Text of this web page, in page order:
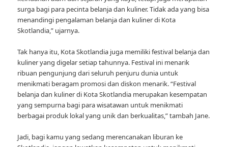
surga bagi para pecinta belanja dan kuliner. Tidak ada yang bisa
menandingi pengalaman belanja dan kuliner di Kota
Skotlandia,” ujarnya.
Tak hanya itu, Kota Skotlandia juga memiliki festival belanja dan
kuliner yang digelar setiap tahunnya. Festival ini menarik
ribuan pengunjung dari seluruh penjuru dunia untuk
menikmati beragam promosi dan diskon menarik. “Festival
belanja dan kuliner di Kota Skotlandia merupakan kesempatan
yang sempurna bagi para wisatawan untuk menikmati
berbagai produk lokal yang unik dan berkualitas,” tambah Jane.
Jadi, bagi kamu yang sedang merencanakan liburan ke